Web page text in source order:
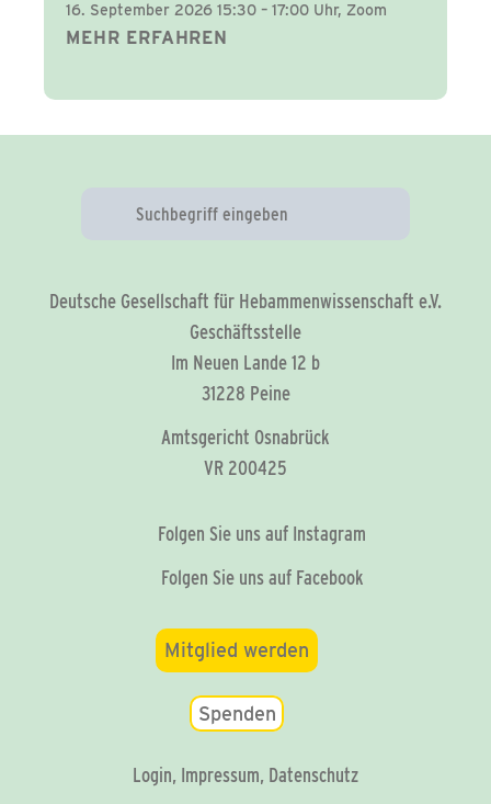
16. September 2026 15:30 – 17:00 Uhr, Zoom
MEHR ERFAHREN
Deutsche Gesellschaft für Hebammenwissenschaft e.V.
Geschäftsstelle
Im Neuen Lande 12 b
31228 Peine
Amtsgericht Osnabrück
VR 200425
Folgen Sie uns auf Instagram
Folgen Sie uns auf Facebook
Mitglied werden
Spenden
Login, Impressum, Datenschutz